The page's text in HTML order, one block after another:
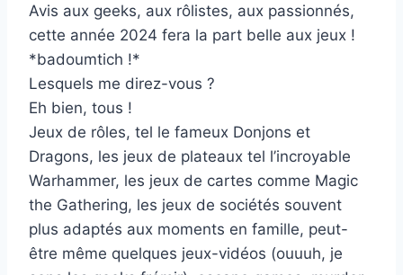
Avis aux geeks, aux rôlistes, aux passionnés,
cette année 2024 fera la part belle aux jeux !
*badoumtich !*
Lesquels me direz-vous ?
Eh bien, tous !
Jeux de rôles, tel le fameux Donjons et
Dragons, les jeux de plateaux tel l’incroyable
Warhammer, les jeux de cartes comme Magic
the Gathering, les jeux de sociétés souvent
plus adaptés aux moments en famille, peut-
être même quelques jeux-vidéos (ouuuh, je